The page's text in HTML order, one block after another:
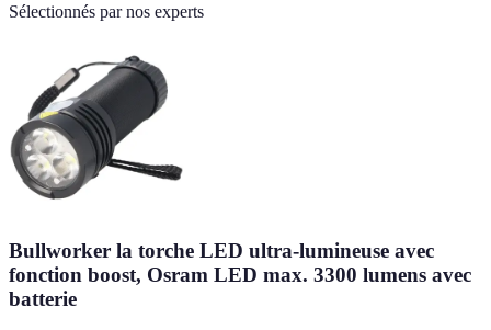
Sélectionnés par nos experts
Bullworker la torche LED ultra-lumineuse avec
fonction boost, Osram LED max. 3300 lumens avec
batterie